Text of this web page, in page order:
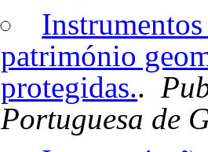
património
protegidas..
Portuguesa de